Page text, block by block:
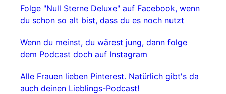
Folge "Null Sterne Deluxe" auf Facebook, wenn
du schon so alt bist, dass du es noch nutzt
Wenn du meinst, du wärest jung, dann folge
dem Podcast doch auf Instagram
Alle Frauen lieben Pinterest. Natürlich gibt's da
auch deinen Lieblings-Podcast!